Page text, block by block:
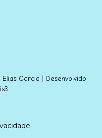
Garcia | Desenvolvido